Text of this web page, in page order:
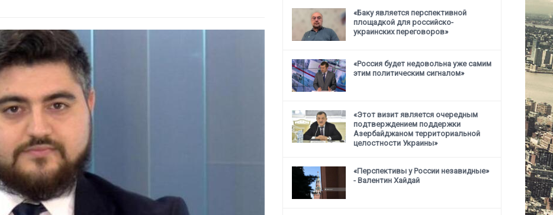
«Баку является перспективной
площадкой для российско-
украинских переговоров»
«Россия будет недовольна уже самим
этим политическим сигналом»
«Этот визит является очередным
подтверждением поддержки
Азербайджаном территориальной
целостности Украины»
«Перспективы у России незавидные»
- Валентин Хайдай